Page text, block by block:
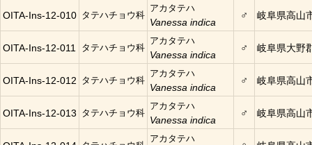
OITA-Ins-12-010 タテハチョウ科
アカタテハ
Vanessa indica
♂ 岐阜県高山
OITA-Ins-12-011 タテハチョウ科
アカタテハ
Vanessa indica
♂ 岐阜県大野
OITA-Ins-12-012 タテハチョウ科
アカタテハ
Vanessa indica
♂ 岐阜県高山
OITA-Ins-12-013 タテハチョウ科
アカタテハ
Vanessa indica
♂ 岐阜県高山
アカタテハ